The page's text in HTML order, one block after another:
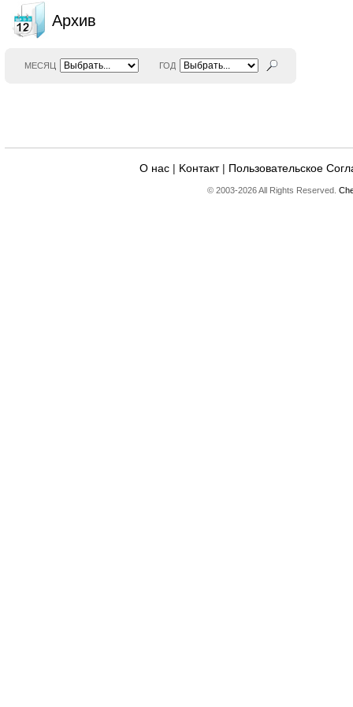
Архив
МЕСЯЦ ГОД
О нас | Kонтакт| Пользовательское
© 2003-2026 All Rights Reserved.